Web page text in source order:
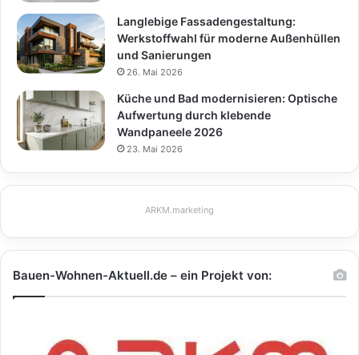
Langlebige Fassadengestaltung:
Werkstoffwahl für moderne Außenhüllen
und Sanierungen
26. Mai 2026
Küche und Bad modernisieren: Optische
Aufwertung durch klebende
Wandpaneele 2026
23. Mai 2026
ARKM.marketing
Bauen-Wohnen-Aktuell.de – ein Projekt von: